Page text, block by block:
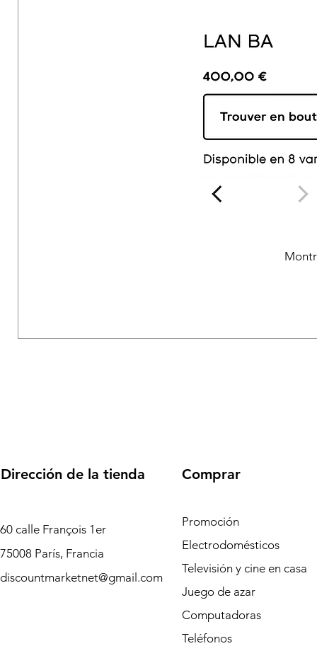
Dirección de la tienda
60 calle François 1er
75008 París, Francia
discountmarketnet@gmail.com
Comprar
Promoción
Electrodomésticos
Televisión y cine en casa
Juego de azar
Computadoras
Teléfonos